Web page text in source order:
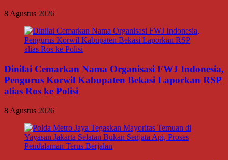
8 Agustus 2026
Dinilai Cemarkan Nama Organisasi FWJ Indonesia,
Pengurus Korwil Kabupaten Bekasi Laporkan RSP
alias Ros ke Polisi
8 Agustus 2026